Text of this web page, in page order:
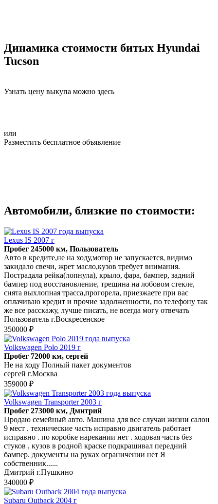
Динамика стоимости битых Hyundai
Tucson
Узнать цену выкупа можно здесь
или
Разместить бесплатное объявление
Автомобили, близкие по стоимости:
Lexus IS 2007 г
Пробег 245000 км, Пользователь
Авто в кредите,не на ходу,мотор не запускается, видимо
закидало свечи, жрет масло,кузов требует внимания.
Пострадала рейка(лопнула), крыло, фара, бампер, задний
бампер под восстановление, трещина на лобовом стекле,
снята выхлопная трасса,прогорела, приезжаете при вас
оплачиваю кредит и прочие задолженности, по телефону так
же все расскажу, лучше писать, не всегда могу отвечать
Пользователь г.Воскресенское
350000 ₽
Volkswagen Polo 2019 г
Пробег 72000 км, сергей
Не на ходу Полный пакет документов
сергей г.Москва
359000 ₽
Volkswagen Transporter 2003 г
Пробег 273000 км, Дмитрий
Продаю семейный авто. Машина для все случаи жизни салон
9 мест . технические часть исправно двигатель работает
исправно . по коробке нарекании нет . ходовая часть без
стуков , кузов в родной краске подкрашивал передний
бампер. документы на руках ограничении нет Я
собственник......
Дмитрий г.Пушкино
340000 ₽
Subaru Outback 2004 г